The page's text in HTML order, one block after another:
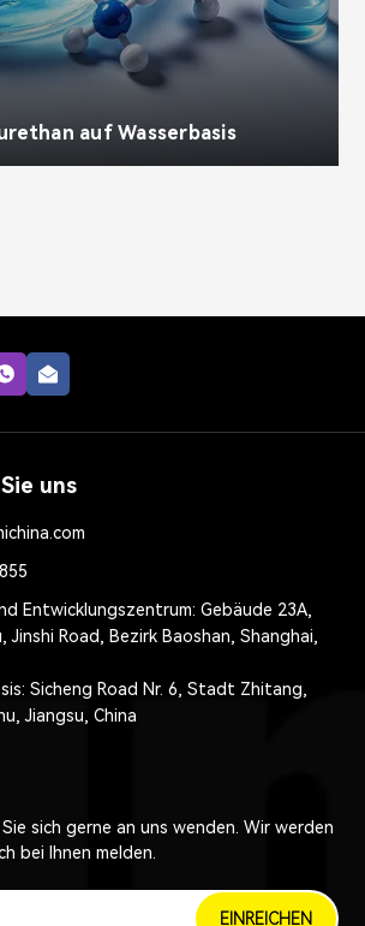
auf Wasserbasis
uns
Entwicklungszentrum: Gebäude 23A,
Jinshi Road, Bezirk Baoshan, Shanghai,
Sicheng Road Nr. 6, Stadt Zhitang,
Jiangsu, China
sich gerne an uns wenden. Wir werden
bei Ihnen melden.
EINREICHEN